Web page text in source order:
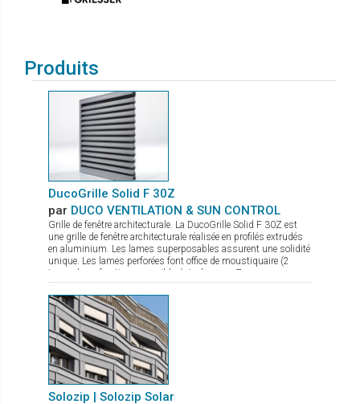
Produits
DucoGrille Solid F 30Z
par DUCO VENTILATION & SUN CONTROL
Grille de fenêtre architecturale. La DucoGrille Solid F 30Z est
une grille de fenêtre architecturale réalisée en profilés extrudés
en aluminium. Les lames superposables assurent une solidité
unique. Les lames perforées font office de moustiquaire (2
types de perforations possibles). La lame en Z procure un
design esthétique.
Solozip | Solozip Solar